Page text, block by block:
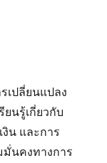
เปลี่ยนแปลง
ยนรู้เกี่ยวกับ
น และการ
นคงทางการ